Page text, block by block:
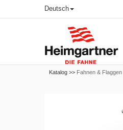
Deutsch
Katalog >> Fahnen & Flaggen